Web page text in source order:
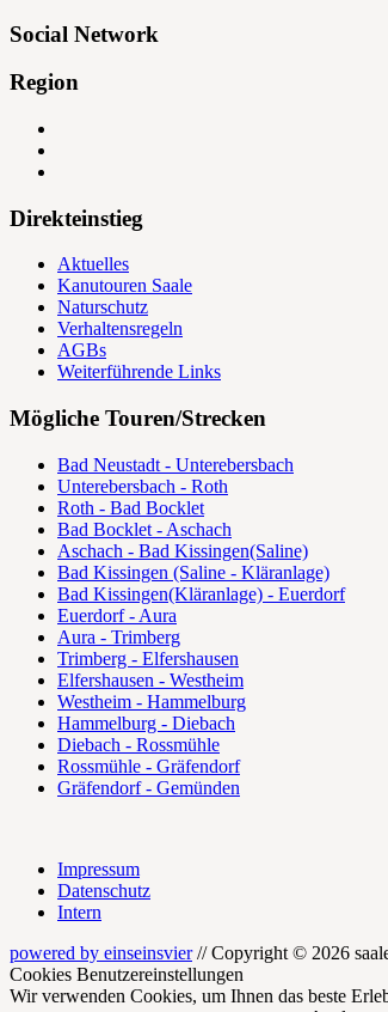
Social Network
Region
Direkteinstieg
Aktuelles
Kanutouren Saale
Naturschutz
Verhaltensregeln
AGBs
Weiterführende Links
Mögliche Touren/Strecken
Bad Neustadt - Unterebersbach
Unterebersbach - Roth
Roth - Bad Bocklet
Bad Bocklet - Aschach
Aschach - Bad Kissingen(Saline)
Bad Kissingen (Saline - Kläranlage)
Bad Kissingen(Kläranlage) - Euerdorf
Euerdorf - Aura
Aura - Trimberg
Trimberg - Elfershausen
Elfershausen - Westheim
Westheim - Hammelburg
Hammelburg - Diebach
Diebach - Rossmühle
Rossmühle - Gräfendorf
Gräfendorf - Gemünden
Impressum
Datenschutz
Intern
powered by einseinsvier// Copyright © 2026
Cookies Benutzereinstellungen
Wir verwenden Cookies, um Ihnen das beste